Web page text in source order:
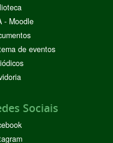
- Moodle
de eventos
Sociais